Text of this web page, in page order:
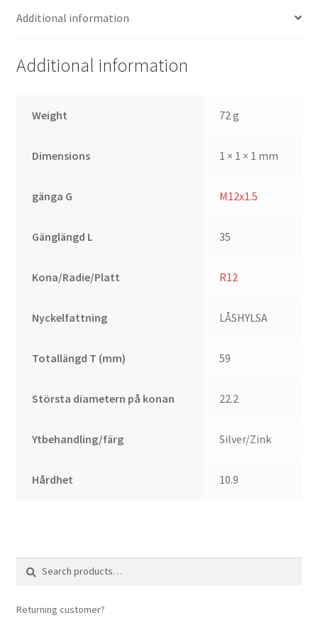
Additional information
Additional information
Weight 72 g
Dimensions 1 × 1 × 1 mm
gänga G M12x1.5
Gänglängd L 35
Kona/Radie/Platt R12
Nyckelfattning LÅSHYLSA
Totallängd T (mm) 59
Största diametern på konan 22.2
Ytbehandling/färg Silver/Zink
Hårdhet 10.9
Search
Search
Returning customer?